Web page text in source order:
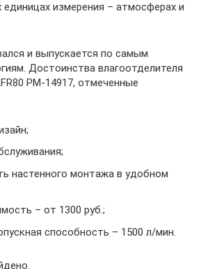
единицах измерения – атмосферах и
и выпускается по самым
Достоинства влагоотделителя
PM-14917, отмеченные
настенного монтажа в удобном
– от 1300 руб.;
способность – 1500 л/мин.